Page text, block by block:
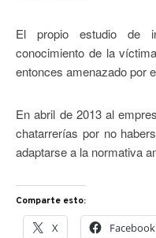
El propio estudio de
conocimiento de la
entonces amenazado por
En abril de 2013 al
chatarrerías por no
adaptarse a la normativa
Comparte esto:
X Facebook